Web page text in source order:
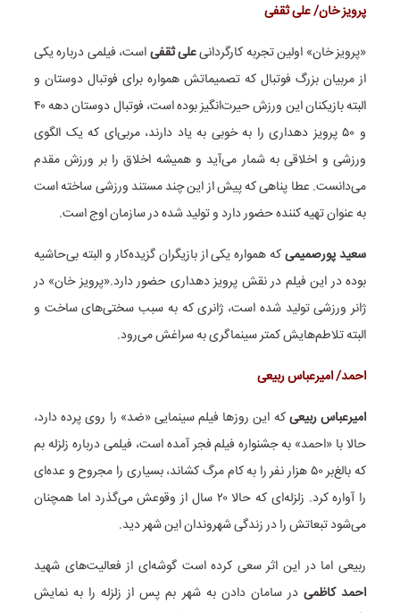
پرویز خان/ علی ثقفی
«پرویز خان» اولین تجربه کارگردانیعلی ثقفیاست، فیلمی درباره یکی
از مربیان بزرگ فوتبال که تصمیماتش همواره برای فوتبال دوستان و
البته بازیکنان این ورزش حیرت‌انگیز بوده است، فوتبال دوستان دهه ۴۰
و ۵۰ پرویز دهداری را به خوبی به یاد دارند، مربی‌ای که یک الگوی
ورزشی و اخلاقی به شمار می‌آید و همیشه اخلاق را بر ورزش مقدم
می‌دانست. عطا پناهی که پیش از این چند مستند ورزشی ساخته است
به عنوان تهیه کننده حضور دارد و تولید شده در سازمان اوج است.
سعید پورصمیمیکه همواره یکی از بازیگران گزیده‌کار و البته بی‌حاشیه
بوده در این فیلم در نقش پرویز دهداری حضور دارد.«پرویز خان» در
ژانر ورزشی تولید شده است، ژانری که به سبب سختی‌های ساخت و
البته تلاطم‌هایش کمتر سینماگری به سراغش می‌رود.
احمد/ امیرعباس ربیعی
امیرعباس ربیعیکه این روزها فیلم سینمایی «ضد» را روی پرده دارد،
حالا با «احمد» به جشنواره فیلم فجر آمده است، فیلمی درباره زلزله بم
که بالغ‌بر ۵۰ هزار نفر را به کام مرگ کشاند، بسیاری را مجروح و عده‌ای
را آواره کرد. زلزله‌ای که حالا ۲۰ سال از وقوعش می‌گذرد اما همچنان
می‌شود تبعاتش را در زندگی شهروندان این شهر دید.
ربیعی اما در این اثر سعی کرده است گوشه‌ای از فعالیت‌های شهید
احمد کاظمی در سامان دادن به شهر بم پس از زلزله را به نمایش